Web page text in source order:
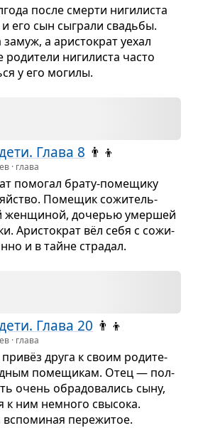
после смерти ниги­ли­ста
его сын сыграли сва­дьбы.
а ари­сто­крат уехал
роди­тели ниги­ли­ста часто
у его могилы.
Глава 8 👨‍👦
· глава
помо­гал брату-поме­щику
Поме­щик сожи­тель­
жен­щи­ной, доче­рью умер­шей
Ари­сто­крат вёл себя с сожи­
и в тайне стра­дал.
Глава 20 👨‍👦
· глава
друга к своим роди­те­
поме­щи­кам. Отец — пол­
очень обра­до­ва­лись сыну,
к ним немного свы­сока.
пере­жи­тое.